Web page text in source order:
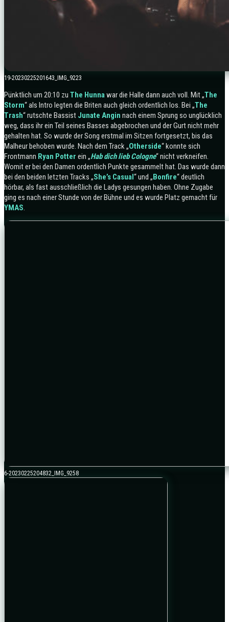
19-20230225201643_IMG_9223
Pünktlich um 20:10 zu The Hunnawar die Halle dann auch voll. Mit „The
Storm“ als Intro legten die Briten auch gleich ordentlich los. Bei „The
Trash“ rutschte Bassist Junate Angin nach einem Sprung so unglücklich
weg, dass ihr ein Teil seines Basses abgebrochen und der Gurt nicht mehr
gehalten hat. So wurde der Song erstmal im Sitzen fortgesetzt, bis das
Malheur behoben wurde. Nach dem Track „Otherside“ konnte sich
Frontmann Ryan Potter ein „Hab dich lieb Cologne“ nicht verkneifen.
Womit er bei den Damen ordentlich Punkte gesammelt hat. Das wurde dann
bei den beiden letzten Tracks „She’s Casual “ und „ Bonfire“ deutlich
hörbar, als fast ausschließlich die Ladys gesungen haben. Ohne Zugabe
ging es nach einer Stunde von der Bühne und es wurde Platz gemacht für
YMAS.
6-20230225204832_IMG_9258